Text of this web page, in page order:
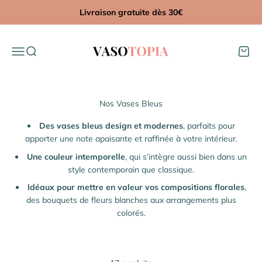
Livraison gratuite dès 30€
MenuRecherche
Panier
Des vases bleus design et modernes, parfaits pour
apporter une note apaisante et raffinée à votre intérieur.
Une couleur intemporelle, qui s’intègre aussi bien dans un
style contemporain que classique.
Idéaux pour mettre en valeur vos compositions florales,
des bouquets de fleurs blanches aux arrangements plus
colorés.